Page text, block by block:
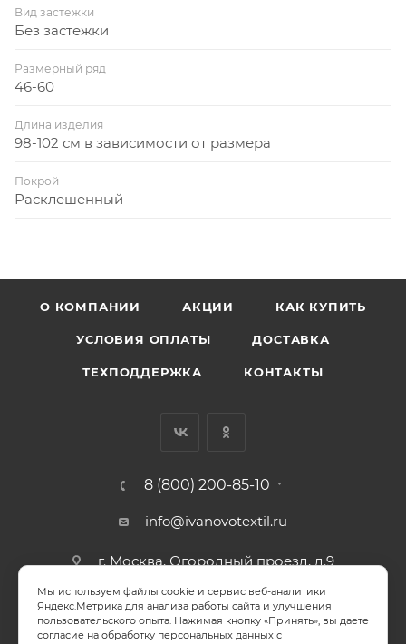
Вид застежки
Без застежки
Размерный ряд
46-60
Длина изделия
98-102 см в зависимости от размера
Покрой
Расклешенный
О КОМПАНИИ АКЦИИ КАК КУПИТЬ
УСЛОВИЯ ОПЛАТЫ ДОСТАВКА
ТЕХПОДДЕРЖКА КОНТАКТЫ
8 (800) 200-85-10
info@ivanovotextil.ru
г. Москва, Огородный проезд, д.9
СОГЛАСИЕ НА ОБРАБОТКУ ПЕРСОНАЛЬНЫХ ДАННЫХ
Мы используем файлы cookie и сервис веб-аналитики
Яндекс.Метрика для анализа работы сайта и улучшения
пользовательского опыта. Нажимая кнопку «Принять», вы даете
согласие на обработку персональных данных с